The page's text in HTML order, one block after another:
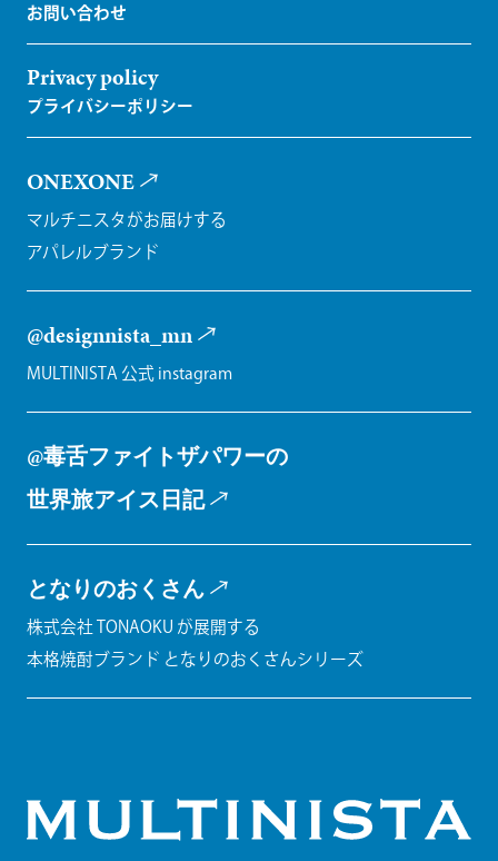
Privacy policy
ONEXONE
マルチニスタがお届けする
アパレルブランド
@designnista_mn
MULTINISTA 公式 instagram
@毒舌ファイトザパワーの
世界旅アイス日記
となりのおくさん
株式会社 TONAOKU が展開する
本格焼酎ブランド となりのおくさんシリーズ